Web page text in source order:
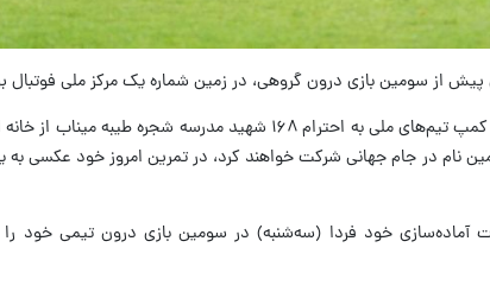
پیش از سومین بازی درون گروهی، در زمین شماره یک مرکز ملی فوتبال
نام در جام جهانی شرکت خواهند کرد، در تمرین امروز خود عکسی به
آماده‌سازی خود فردا (سه‌شنبه) در سومین بازی درون‌ تیمی خود